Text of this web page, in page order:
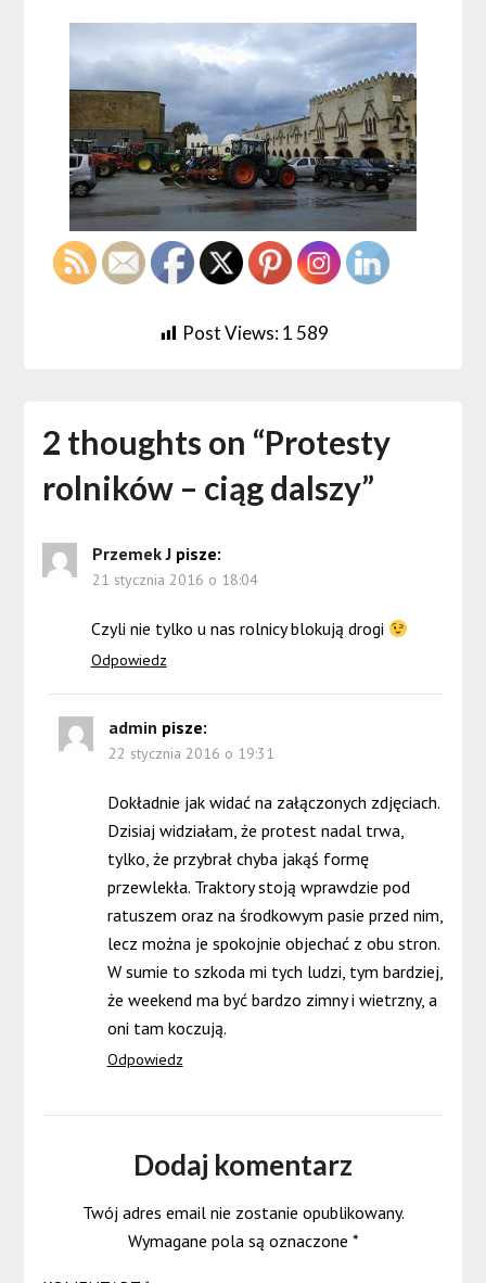
Post Views:1 589
2 thoughts on “Protesty
rolników – ciąg dalszy”
Przemek J pisze:
21 stycznia 2016 o 18:04
Czyli nie tylko u nas rolnicy blokują drogi
Odpowiedz
admin pisze:
22 stycznia 2016 o 19:31
Dokładnie jak widać na załączonych zdjęciach.
Dzisiaj widziałam, że protest nadal trwa,
tylko, że przybrał chyba jakąś formę
przewlekła. Traktory stoją wprawdzie pod
ratuszem oraz na środkowym pasie przed nim,
lecz można je spokojnie objechać z obu stron.
W sumie to szkoda mi tych ludzi, tym bardziej,
że weekend ma być bardzo zimny i wietrzny, a
oni tam koczują.
Odpowiedz
Dodaj komentarz
Twój adres email nie zostanie opublikowany.
Wymagane pola są oznaczone *